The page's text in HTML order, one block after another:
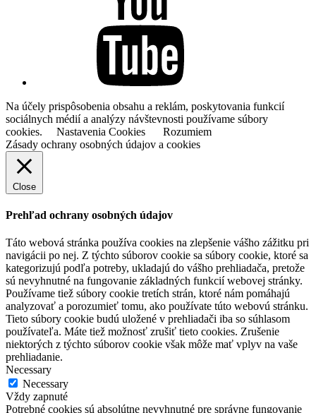
Na účely prispôsobenia obsahu a reklám, poskytovania funkcií
sociálnych médií a analýzy návštevnosti používame súbory
cookies.
Nastavenia Cookies
Rozumiem
Zásady ochrany osobných údajov a cookies
Close
Prehľad ochrany osobných údajov
Táto webová stránka používa cookies na zlepšenie vášho zážitku pri
navigácii po nej. Z týchto súborov cookie sa súbory cookie, ktoré sa
kategorizujú podľa potreby, ukladajú do vášho prehliadača, pretože
sú nevyhnutné na fungovanie základných funkcií webovej stránky.
Používame tiež súbory cookie tretích strán, ktoré nám pomáhajú
analyzovať a porozumieť tomu, ako používate túto webovú stránku.
Tieto súbory cookie budú uložené v prehliadači iba so súhlasom
používateľa. Máte tiež možnosť zrušiť tieto cookies. Zrušenie
niektorých z týchto súborov cookie však môže mať vplyv na vaše
prehliadanie.
Necessary
Necessary
Vždy zapnuté
Potrebné cookies sú absolútne nevyhnutné pre správne fungovanie